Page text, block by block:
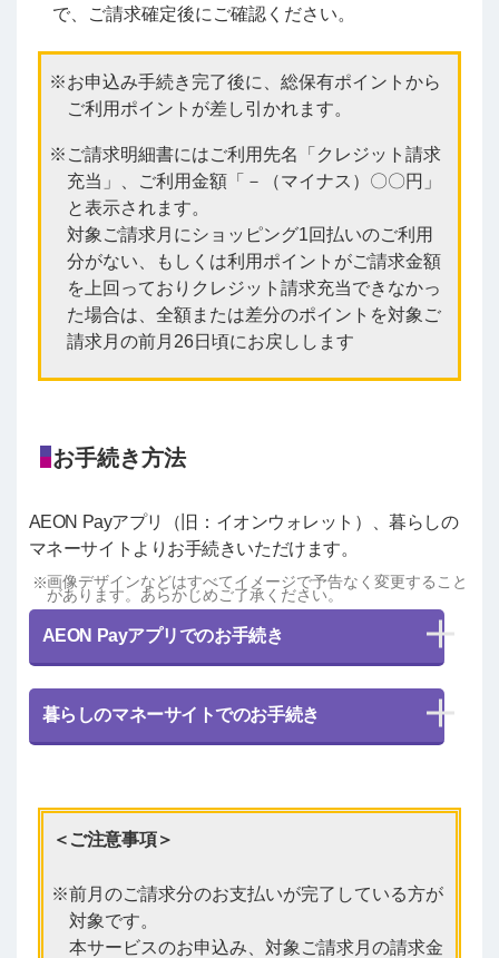
で、ご請求確定後にご確認ください。
お申込み手続き完了後に、総保有ポイントから
ご利用ポイントが差し引かれます。
ご請求明細書にはご利用先名「クレジット請求
充当」、ご利用金額「－（マイナス）〇〇円」
と表示されます。
対象ご請求月にショッピング1回払いのご利用
分がない、もしくは利用ポイントがご請求金額
を上回っておりクレジット請求充当できなかっ
た場合は、全額または差分のポイントを対象ご
請求月の前月26日頃にお戻しします
お手続き方法
AEON Payアプリ（旧：イオンウォレット）、暮らしの
マネーサイトよりお手続きいただけます。
画像デザインなどはすべてイメージで予告なく変更すること
があります。あらかじめご了承ください。
AEON Payアプリでのお手続き
暮らしのマネーサイトでのお手続き
＜ご注意事項＞
前月のご請求分のお支払いが完了している方が
対象です。
本サービスのお申込み、対象ご請求月の請求金